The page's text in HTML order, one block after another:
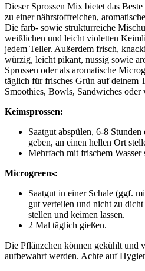
Dieser Sprossen Mix bietet das
zu einer nährstoffreichen,
Die farb- sowie strukturreiche
weißlichen und leicht violetten
jedem Teller. Außerdem frisch,
würzig, leicht pikant, nussig sowie
Sprossen oder als aromatische
täglich für frisches Grün auf deinem
Smoothies, Bowls, Sandwiches oder
Keimsprossen:
Saatgut abspülen, 6-8
geben, an einen hellen Ort
Mehrfach mit frischem Wasser
Microgreens:
Saatgut in einer Schale (ggf.
gut verteilen und nicht zu
stellen und keimen lassen.
2 Mal täglich gießen.
Die Pflänzchen können gekühlt und
aufbewahrt werden. Achte auf